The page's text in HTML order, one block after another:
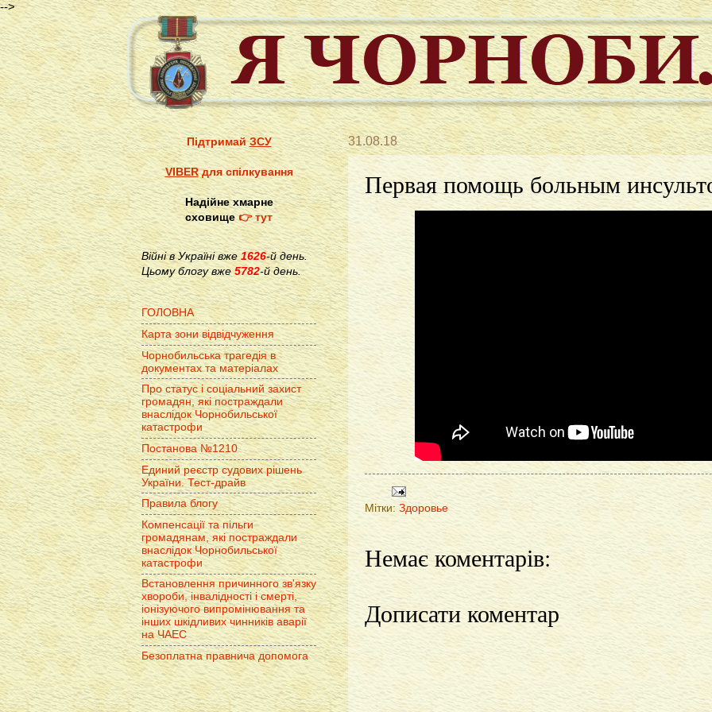
-->
31.08.18
Первая помощь больным
Мітки: Здоровье
Немає коментарів:
Дописати коментар
ПідтримайЗСУ
VIBERдля спілкування
Надійне хмарне
сховище👉 тут
Війні в Україні вже1626-й день.
Цьому блогу вже 5782-й день.
ГОЛОВНА
Карта зони відвідчуження
Чорнобильська трагедія в
документах та матеріалах
Про статус і соціальний захист
громадян, які постраждали
внаслідок Чорнобильської
катастрофи
Постанова №1210
Единий реєстр судових рішень
України. Тест-драйв
Правила блогу
Компенсації та пільги
громадянам, які постраждали
внаслідок Чорнобильської
катастрофи
Встановлення причинного зв'язку
хвороби, інвалідності і смерті,
іонізуючого випромінювання та
інших шкідливих чинників аварії
на ЧАЕС
Безоплатна правнича допомога